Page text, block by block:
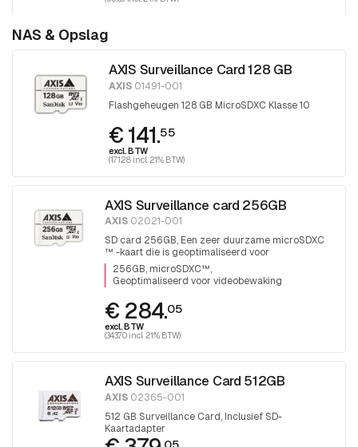
NAS & Opslag
AXIS Surveillance Card 128 GB
AXIS01491-001
Flashgeheugen 128 GB MicroSDXC Klasse 10
€ 141.55
excl. BTW
(171.28 incl. 21% BTW)
AXIS Surveillance card 256GB
AXIS 02021-001
SD card 256GB, Een zeer duurzame microSDXC
™ -kaart die is geoptimaliseerd voor
videobewaking.
256GB, microSDXC™
Geoptimaliseerd voor videobewaking
€ 284.05
excl. BTW
(343.70 incl. 21% BTW)
AXIS Surveillance Card 512GB
AXIS 02365-001
512 GB Surveillance Card, Inclusief SD-
Kaartadapter
05